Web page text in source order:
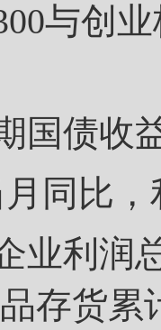
与创业
债收
同比，
利润总
存货累